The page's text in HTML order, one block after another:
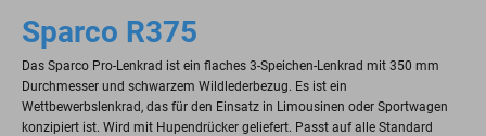
Sparco R375
Das Sparco Pro-Lenkrad ist ein flaches 3-Speichen-Lenkrad mit 350 mm
Durchmesser und schwarzem Wildlederbezug. Es ist ein
Wettbewerbslenkrad, das für den Einsatz in Limousinen oder Sportwagen
konzipiert ist. Wird mit Hupendrücker geliefert. Passt auf alle Standard